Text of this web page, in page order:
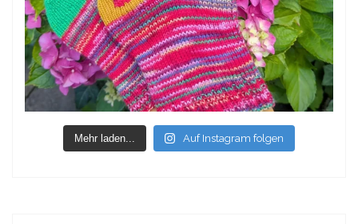
Mehr laden... Auf Instagram folgen